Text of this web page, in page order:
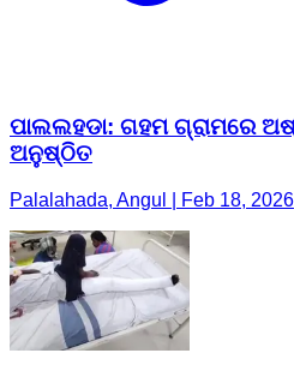
ପାଲଲହଡା: ଗହମ ଗ୍ରାମରେ
ଅନୁଷ୍ଠିତ
Palalahada, Angul | Feb 18, 2026